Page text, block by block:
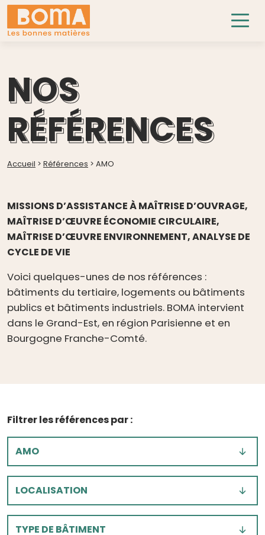
NOS
RÉFÉRENCES
Accueil > Références > AMO
MISSIONS D’ASSISTANCE À MAÎTRISE D’OUVRAGE,
MAÎTRISE D’ŒUVRE ÉCONOMIE CIRCULAIRE,
MAÎTRISE D’ŒUVRE ENVIRONNEMENT, ANALYSE DE
CYCLE DE VIE
Voici quelques-unes de nos références :
bâtiments du tertiaire, logements ou bâtiments
publics et bâtiments industriels. BOMA intervient
dans le Grand-Est, en région Parisienne et en
Bourgogne Franche-Comté.
Filtrer les références par :